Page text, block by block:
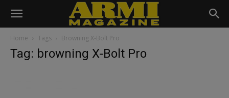
Home Tags Browning X-Bolt Pro
Tag: browning X-Bolt Pro